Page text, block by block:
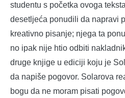
studentu s početka ovoga
desetljeća ponudili da napravi
kreativno pisanje; njega ta
no ipak nije htio odbiti
druge knjige u ediciji koju je
da napiše pogovor. Solarova
bogu da ne moram pisati